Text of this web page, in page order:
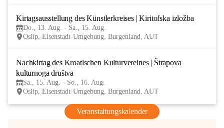
Kirtagsausstellung des Künstlerkreises | Kiritofska izložba
Do., 13. Aug. - Sa., 15. Aug.
Oslip, Eisenstadt-Umgebung, Burgenland, AUT
Nachkirtag des Kroatischen Kulturvereines | Štrapova
kulturnoga društva
Sa., 15. Aug. - So., 16. Aug.
Oslip, Eisenstadt-Umgebung, Burgenland, AUT
Veranstaltungskalender